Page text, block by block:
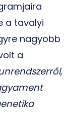
a tavalyi
nagyobb
a